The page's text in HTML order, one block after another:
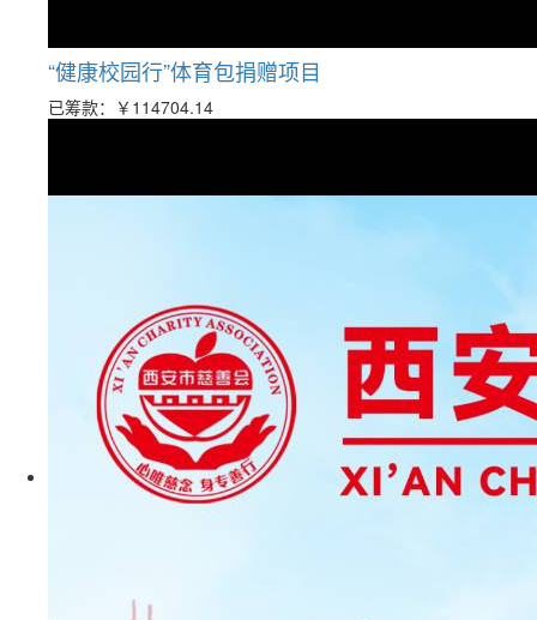
“健康校园行”体育包捐赠项目
已筹款： ￥114704.14